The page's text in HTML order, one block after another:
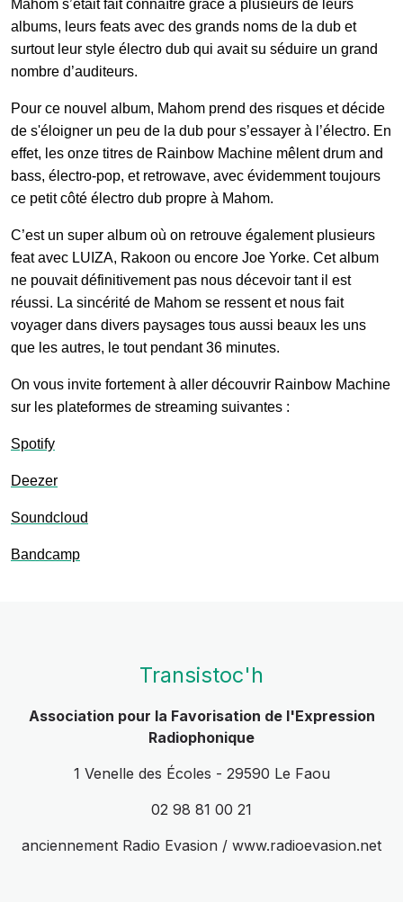
Mahom s’était fait connaître grâce à plusieurs de leurs
albums, leurs feats avec des grands noms de la dub et
surtout leur style électro dub qui avait su séduire un grand
nombre d’auditeurs.
Pour ce nouvel album, Mahom prend des risques et décide
de s'éloigner un peu de la dub pour s’essayer à l’électro. En
effet, les onze titres de Rainbow Machine mêlent drum and
bass, électro-pop, et retrowave, avec évidemment toujours
ce petit côté électro dub propre à Mahom.
C’est un super album où on retrouve également plusieurs
feat avec LUIZA, Rakoon ou encore Joe Yorke. Cet album
ne pouvait définitivement pas nous décevoir tant il est
réussi. La sincérité de Mahom se ressent et nous fait
voyager dans divers paysages tous aussi beaux les uns
que les autres, le tout pendant 36 minutes.
On vous invite fortement à aller découvrir Rainbow Machine
sur les plateformes de streaming suivantes :
Spotify
Deezer
Soundcloud
Bandcamp
Transistoc'h
Association pour la Favorisation de l'Expression
Radiophonique
1 Venelle des Écoles - 29590 Le Faou
02 98 81 00 21
anciennement Radio Evasion / www.radioevasion.net